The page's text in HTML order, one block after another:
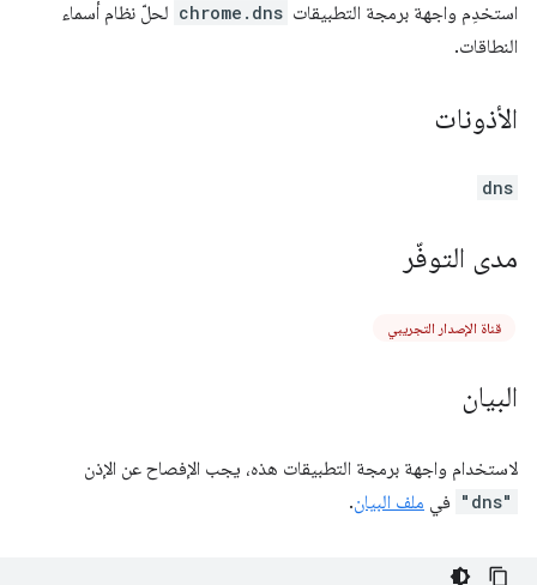
استخدِم واجهة برمجة التطبيقات chrome.dns لحلّ نظام أسماء
النطاقات.
الأذونات
dns
مدى التوفّر
قناة الإصدار التجريبي
البيان
لاستخدام واجهة برمجة التطبيقات هذه، يجب الإفصاح عن الإذن
"dns" في ملف البيان.